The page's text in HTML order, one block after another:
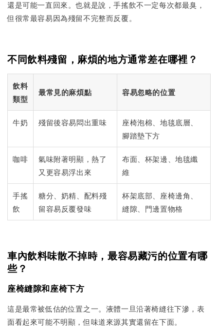
還是可能一直回來。也就是說，手搖飲不一定每次都最臭，
但很常最容易因為殘留不完整而反覆。
不同飲料殘留，麻煩的地方通常差在哪裡？
飲料
類型
最常見的麻煩點 容易忽略的位置
牛奶 殘留後容易悶出重味
座椅泡棉、地毯底層、
腳踏墊下方
咖啡
氣味附著明顯，熱了
又更容易浮出來
布面、杯架邊、地毯纖
維
手搖
飲
糖分、奶精、配料殘
留容易反覆發味
杯架底部、座椅邊角、
縫隙、門邊置物格
車內飲料味散不掉時，最容易藏污的位置有哪
些？
座椅縫隙和座椅下方
這是最常被低估的位置之一。液體一旦沿著椅縫往下滲，表
面看起來可能不明顯，但味道來源其實還留在下面。